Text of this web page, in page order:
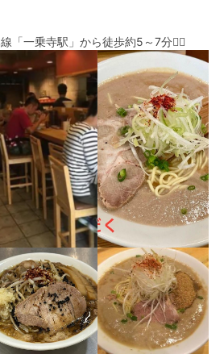
「一乗寺駅」から徒歩約5～7分🚶‍♀️